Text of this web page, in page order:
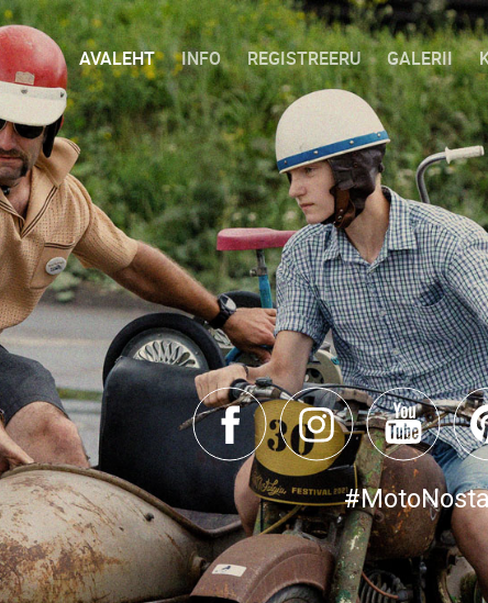
AVALEHT INFO REGISTREERU GALERII